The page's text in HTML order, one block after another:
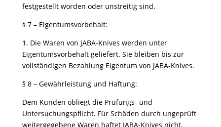
festgestellt worden oder unstreitig sind.
§ 7 – Eigentumsvorbehalt:
1.⁠ ⁠Die Waren von JABA-Knives werden unter
Eigentumsvorbehalt geliefert. Sie bleiben bis zur
vollständigen Bezahlung Eigentum von JABA-Knives.
§ 8 – Gewährleistung und Haftung:
Dem Kunden obliegt die Prüfungs- und
Untersuchungspflicht. Für Schäden durch ungeprüft
weitergegebene Waren haftet JABA-Knives nicht,